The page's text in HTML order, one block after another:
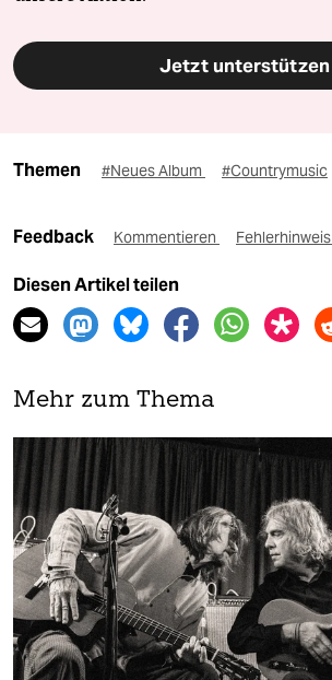
Jetzt unterstützen
Themen #Neues Album #Countrymusic
Feedback Kommentieren Fehlerhinweis
Diesen Artikel teilen
Mehr zum Thema